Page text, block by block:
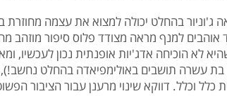
ג'וניור בהחלט יכולה למצוא את עצמה מחוזרת
אוהבים למנף מראה מצודד פלוס סיפור מוזהב
לא הוכיחה אדג'יות אופנתית נכון לעכשיו,
בת עשרה תושבים באולימפיאדה בהחלט
כלל וכלל. דווקא שינוי מרענן עבור הציבור